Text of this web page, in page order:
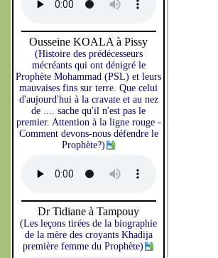
Ousseine KOALA à Pissy
(Histoire des prédécesseurs
mécréants qui ont dénigré le
Prophète Mohammad (PSL) et leurs
mauvaises fins sur terre. Que celui
d'aujourd'hui à la cravate et au nez
de .... sache qu'il n'est pas le
premier. Attention à la ligne rouge -
Comment devons-nous défendre le
Prophète?)
Dr Tidiane à Tampouy
(Les leçons tirées de la biographie
de la mère des croyants Khadija
première femme du Prophète)